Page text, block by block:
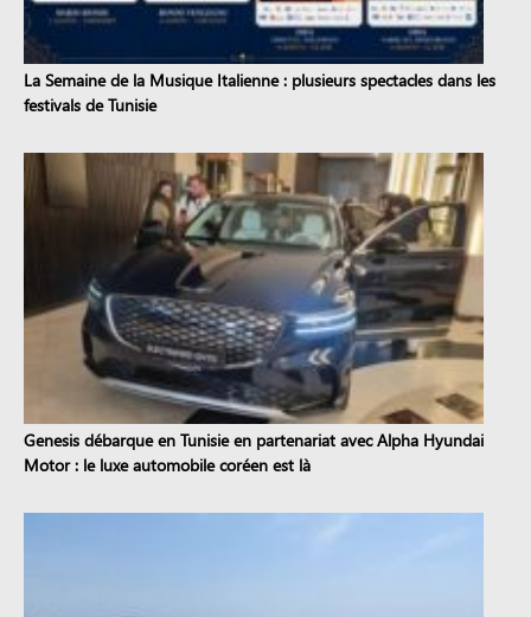
La Semaine de la Musique Italienne : plusieurs spectacles dans les
festivals de Tunisie
Genesis débarque en Tunisie en partenariat avec Alpha Hyundai
Motor : le luxe automobile coréen est là